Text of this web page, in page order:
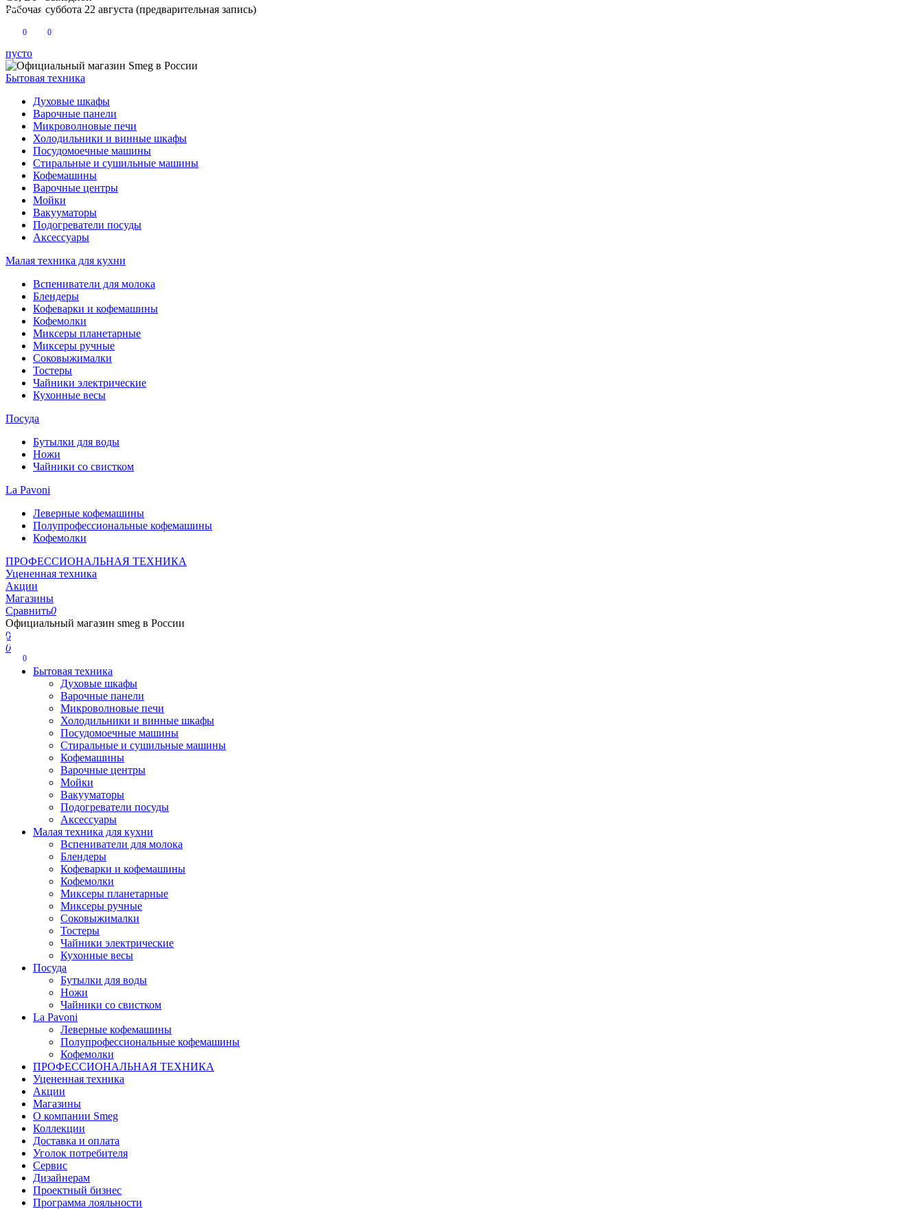
Рабочая суббота 22 августа (предварительная запись)
0 0
пусто
Бытовая техника
Духовые шкафы
Варочные панели
Микроволновые печи
Холодильники и винные шкафы
Посудомоечные машины
Стиральные и сушильные машины
Кофемашины
Варочные центры
Мойки
Вакууматоры
Подогреватели посуды
Аксессуары
Малая техника для кухни
Вспениватели для молока
Блендеры
Кофеварки и кофемашины
Кофемолки
Миксеры планетарные
Миксеры ручные
Соковыжималки
Тостеры
Чайники электрические
Кухонные весы
Посуда
Бутылки для воды
Ножи
Чайники со свистком
La Pavoni
Леверные кофемашины
Полупрофессиональные кофемашины
Кофемолки
ПРОФЕССИОНАЛЬНАЯ ТЕХНИКА
Уцененная техника
Акции
Магазины
Сравнить0
Официальный магазин smeg в России
0
0
0
Бытовая техника
Духовые шкафы
Варочные панели
Микроволновые печи
Холодильники и винные шкафы
Посудомоечные машины
Стиральные и сушильные машины
Кофемашины
Варочные центры
Мойки
Вакууматоры
Подогреватели посуды
Аксессуары
Малая техника для кухни
Вспениватели для молока
Блендеры
Кофеварки и кофемашины
Кофемолки
Миксеры планетарные
Миксеры ручные
Соковыжималки
Тостеры
Чайники электрические
Кухонные весы
Посуда
Бутылки для воды
Ножи
Чайники со свистком
La Pavoni
Леверные кофемашины
Полупрофессиональные кофемашины
Кофемолки
ПРОФЕССИОНАЛЬНАЯ ТЕХНИКА
Уцененная техника
Акции
Магазины
О компании Smeg
Коллекции
Доставка и оплата
Уголок потребителя
Сервис
Дизайнерам
Проектный бизнес
Программа лояльности